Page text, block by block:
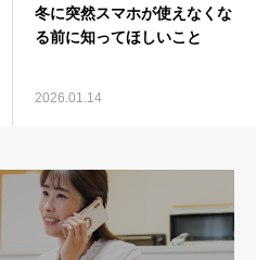
冬に突然スマホが使えなくな
る前に知ってほしいこと
2026.01.14